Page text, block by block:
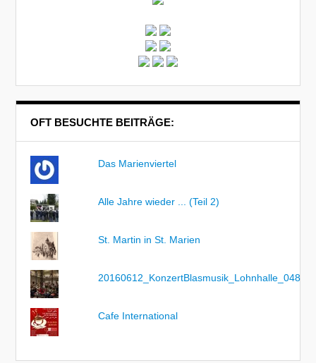
OFT BESUCHTE BEITRÄGE:
Das Marienviertel
Alle Jahre wieder ... (Teil 2)
St. Martin in St. Marien
20160612_KonzertBlasmusik_Lohnhalle_048
Cafe International